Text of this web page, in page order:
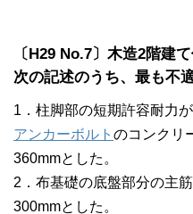
〔H29 No.7〕木造2階建
次の記述のうち、最も不
1．柱脚部の短期許容耐力
アンカーボルト のコンクリ
360mmとした。
2．布基礎の底盤部分の主
300mmとした。